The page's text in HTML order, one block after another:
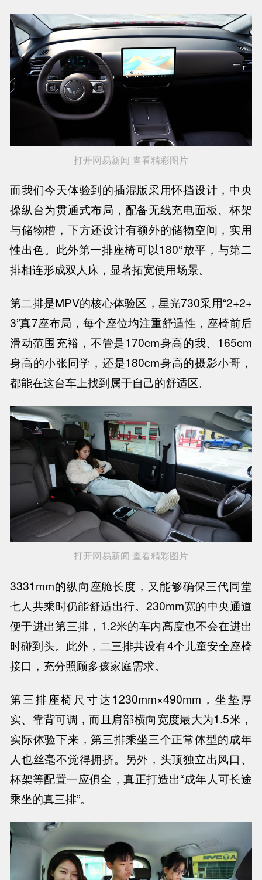
打开网易新闻 查看精彩图片
而我们今天体验到的插混版采用怀挡设计，中央
操纵台为贯通式布局，配备无线充电面板、杯架
与储物槽，下方还设计有额外的储物空间，实用
性出色。此外第一排座椅可以180°放平，与第二
排相连形成双人床，显著拓宽使用场景。
第二排是MPV的核心体验区，星光730采用“2+2+
3”真7座布局，每个座位均注重舒适性，座椅前后
滑动范围充裕，不管是170cm身高的我、165cm
身高的小张同学，还是180cm身高的摄影小哥，
都能在这台车上找到属于自己的舒适区。
打开网易新闻 查看精彩图片
3331mm的纵向座舱长度，又能够确保三代同堂
七人共乘时仍能舒适出行。230mm宽的中央通道
便于进出第三排，1.2米的车内高度也不会在进出
时碰到头。此外，二三排共设有4个儿童安全座椅
接口，充分照顾多孩家庭需求。
第三排座椅尺寸达1230mm×490mm，坐垫厚
实、靠背可调，而且肩部横向宽度最大为1.5米，
实际体验下来，第三排乘坐三个正常体型的成年
人也丝毫不觉得拥挤。另外，头顶独立出风口、
杯架等配置一应俱全，真正打造出“成年人可长途
乘坐的真三排”。